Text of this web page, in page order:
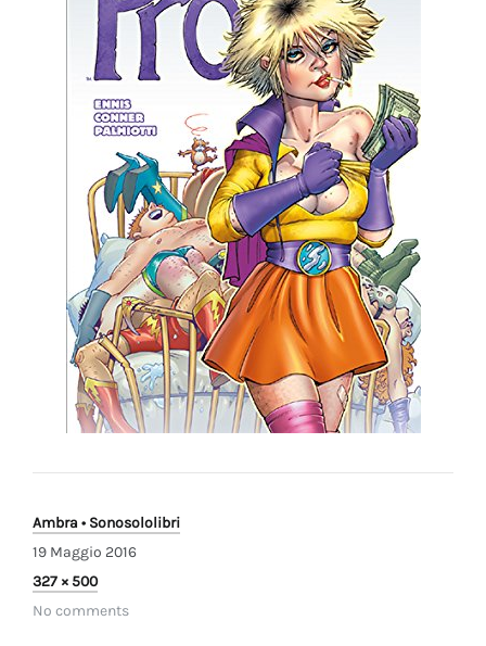
Ambra • Sonosololibri
19 Maggio 2016
Full
size
327 × 500
No comments